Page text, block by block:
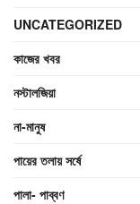
UNCATEGORIZED
কাজের খবর
নস্টালজিয়া
না-মানুষ
পায়ের তলায় সর্ষে
পালা- পাব্বণ